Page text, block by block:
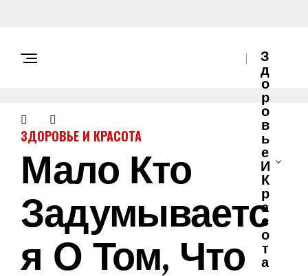
З
Д
О
Р
О
В
Ь
Е
И
К
Р
А
С
О
Т
А
ЗДОРОВЬЕ И КРАСОТА
Мало Кто
Задумываетс
Я О Том, Что